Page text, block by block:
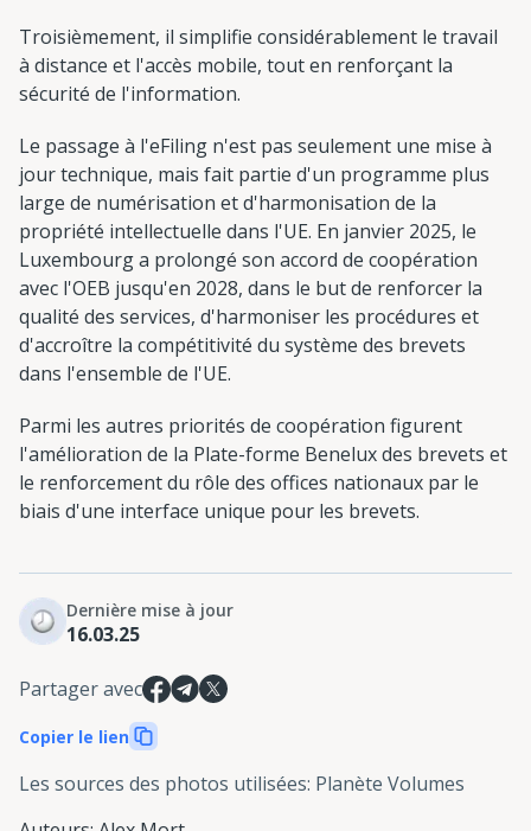
Troisièmement, il simplifie considérablement le travail
à distance et l'accès mobile, tout en renforçant la
sécurité de l'information.
Le passage à l'eFiling n'est pas seulement une mise à
jour technique, mais fait partie d'un programme plus
large de numérisation et d'harmonisation de la
propriété intellectuelle dans l'UE. En janvier 2025, le
Luxembourg a prolongé son accord de coopération
avec l'OEB jusqu'en 2028, dans le but de renforcer la
qualité des services, d'harmoniser les procédures et
d'accroître la compétitivité du système des brevets
dans l'ensemble de l'UE.
Parmi les autres priorités de coopération figurent
l'amélioration de la Plate-forme Benelux des brevets et
le renforcement du rôle des offices nationaux par le
biais d'une interface unique pour les brevets.
Dernière mise à jour
16.03.25
Partager avec
Copier le lien
Les sources des photos utilisées: Planète Volumes